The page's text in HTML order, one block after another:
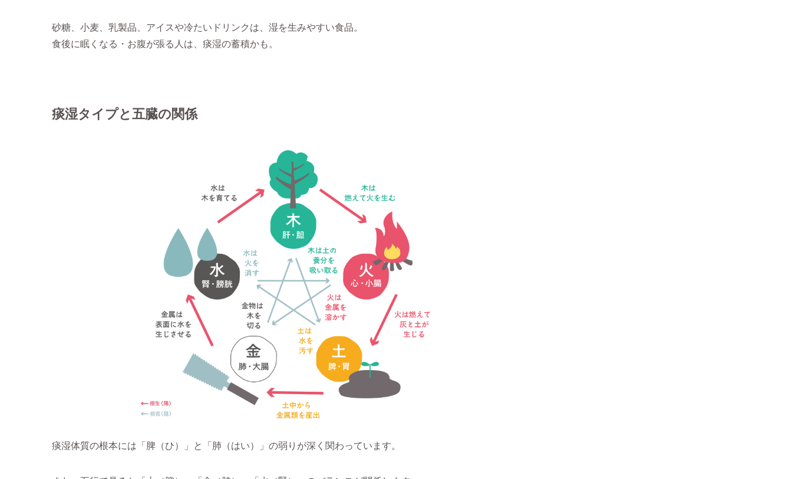
砂糖、小麦、乳製品、アイスや冷たいドリンクは、湿を生みやすい食品。
食後に眠くなる・お腹が張る人は、痰湿の蓄積かも。
痰湿タイプと五臓の関係
痰湿体質の根本には「脾（ひ）」と「肺（はい）」の弱りが深く関わっています。